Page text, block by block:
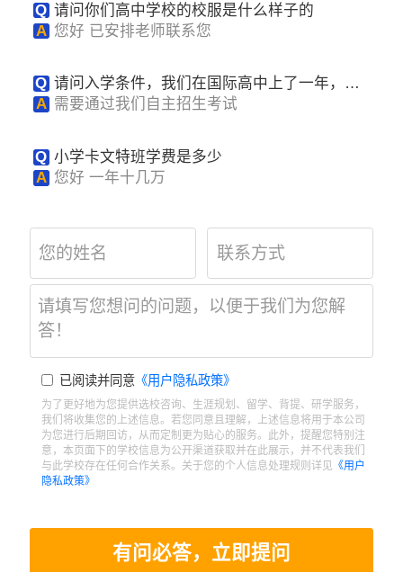
Q 请问你们高中学校的校服是什么样子的
A 您好 已安排老师联系您
Q 请问入学条件，我们在国际高中上了一年，想
转学
A 需要通过我们自主招生考试
Q 小学卡文特班学费是多少
A 您好 一年十几万
已阅读并同意 《用户隐私政策》
为了更好地为您提供选校咨询、生涯规划、留学、背提、研学服务，
我们将收集您的上述信息。若您同意且理解，上述信息将用于本公司
为您进行后期回访，从而定制更为贴心的服务。此外，提醒您特别注
意，本页面下的学校信息为公开渠道获取并在此展示，并不代表我们
与此学校存在任何合作关系。关于您的个人信息处理规则详见 《用户
隐私政策》
有问必答，立即提问